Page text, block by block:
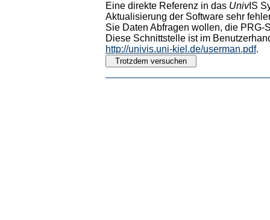
Eine direkte Referenz in das UnivIS
Aktualisierung der Software sehr
Sie Daten Abfragen wollen, die PRG-
Diese Schnittstelle ist im
http://univis.uni-kiel.de/userman.pdf.